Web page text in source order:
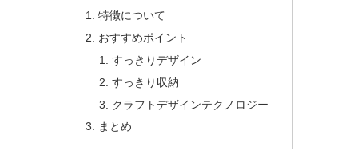
特徴について
おすすめポイント
すっきりデザイン
すっきり収納
クラフトデザインテクノロジー
まとめ